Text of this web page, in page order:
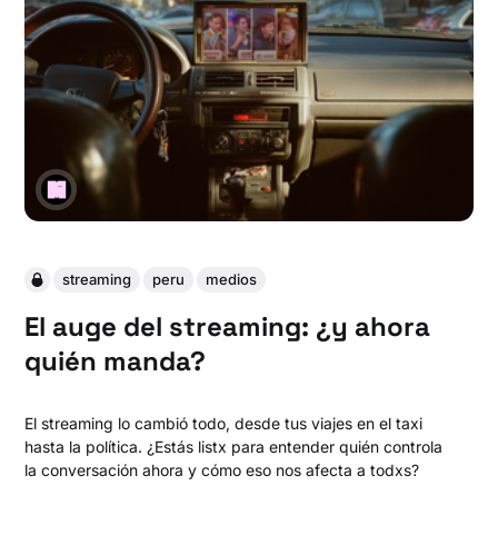
streaming peru medios
El auge del streaming: ¿y ahora
quién manda?
El streaming lo cambió todo, desde tus viajes en el taxi
hasta la política. ¿Estás listx para entender quién controla
la conversación ahora y cómo eso nos afecta a todxs?